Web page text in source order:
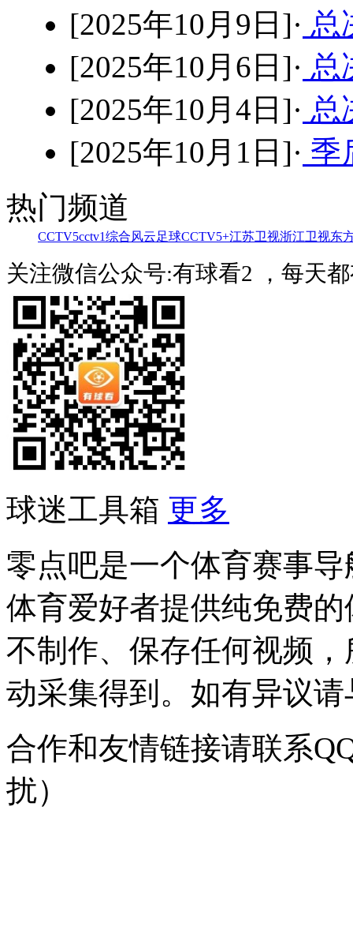
[2025年10月9日]· 总
[2025年10月6日]· 总
[2025年10月4日]· 总
[2025年10月1日]· 季
热门频道
CCTV5cctv1综合风云足球CCTV5+江苏卫视浙江卫视东
关注微信公众号:有球看2 ，每天
球迷工具箱 更多
零点吧是一个体育赛事
体育爱好者提供纯免费
不制作、保存任何视频
动采集得到。如有异议
合作和友情链接请联系
扰）